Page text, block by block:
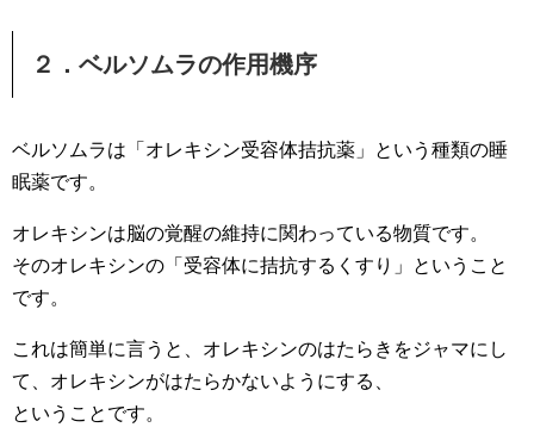
２．ベルソムラの作用機序
ベルソムラは「オレキシン受容体拮抗薬」という種類の睡
眠薬です。
オレキシンは脳の覚醒の維持に関わっている物質です。
そのオレキシンの「受容体に拮抗するくすり」ということ
です。
これは簡単に言うと、オレキシンのはたらきをジャマにし
て、オレキシンがはたらかないようにする、
ということです。